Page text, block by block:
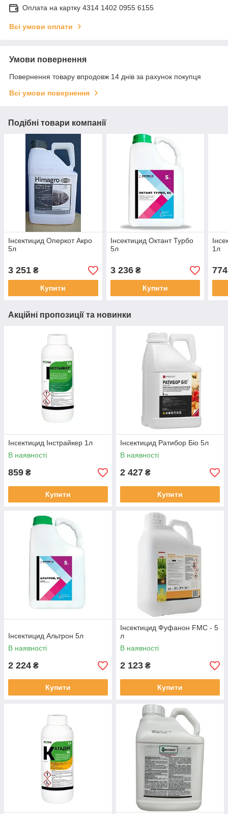
Оплата на картку 4314 1402 0955 6155
Всі умови оплати
Умови повернення
Повернення товару впродовж 14 днів за рахунок покупця
Всі умови повернення
Подібні товари компанії
Інсектицид Оперкот Акро
5л
3 251 ₴
Купити
Інсектицид Октант Турбо
5л
3 236₴
Купити
1л
774
Акційні пропозиції та новинки
Інсектицид Інстрайкер 1л
В наявності
859 ₴
Купити
Інсектицид Ратибор Біо 5л
В наявності
2 427 ₴
Купити
Інсектицид Альтрон 5л
В наявності
2 224 ₴
Купити
Інсектицид Фуфанон FMC - 5
л
В наявності
2 123 ₴
Купити